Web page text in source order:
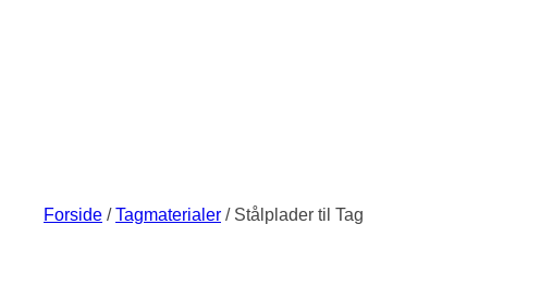
Forside /Tagmaterialer / Stålplader til Tag